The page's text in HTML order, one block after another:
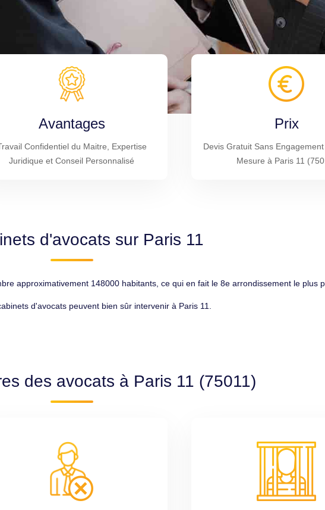
Avantages
Confidentiel du Maitre, Expertise
Juridique et Conseil Personnalisé
Prix
Devis Gratuit Sans
Mesure à Paris 11
d'avocats sur Paris 11
approximativement 148000 habitants, ce qui en fait le 8e arrondissement le plus
d'avocats peuvent bien sûr intervenir à Paris 11.
des avocats à Paris 11 (75011)